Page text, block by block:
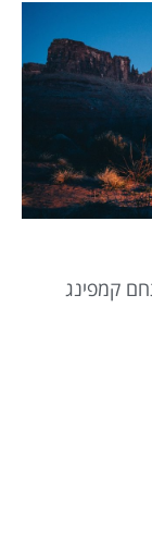
קמפינג